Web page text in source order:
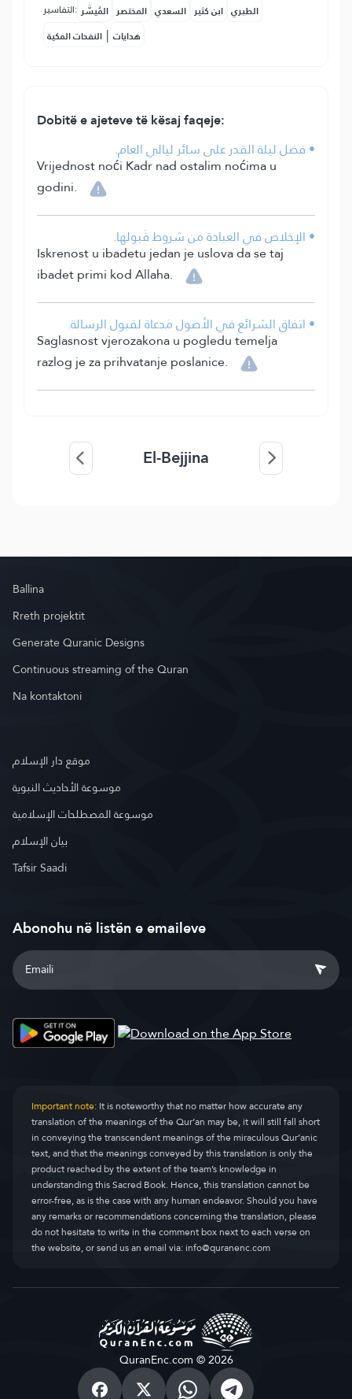
التفاسير: المُيسَّر المختصر السعدي ابن كثير الطبري
النفحات المكية | هدايات
Dobitë e ajeteve të kësaj faqeje:
• فضل ليلة القدر على سائر ليالي العام.
Vrijednost noći Kadr nad ostalim noćima u
godini.
• الإخلاص في العبادة من شروط قَبولها.
Iskrenost u ibadetu jedan je uslova da se taj
ibadet primi kod Allaha.
• اتفاق الشرائع في الأصول مَدعاة لقبول الرسالة.
Saglasnost vjerozakona u pogledu temelja
razlog je za prihvatanje poslanice.
El-Bejjina
Ballina
Rreth projektit
Generate Quranic Designs
Continuous streaming of the Quran
Na kontaktoni
موقع دار الإسلام
موسوعة الأحاديث النبوية
موسوعة المصطلحات الإسلامية
بيان الإسلام
Tafsir Saadi
Abonohu në listën e emaileve
Important note:It is noteworthy that no matter how accurate any
translation of the meanings of the Qur’an may be, it will still fall short
in conveying the transcendent meanings of the miraculous Qur’anic
text, and that the meanings conveyed by this translation is only the
product reached by the extent of the team’s knowledge in
understanding this Sacred Book. Hence, this translation cannot be
error-free, as is the case with any human endeavor. Should you have
any remarks or recommendations concerning the translation, please
do not hesitate to write in the comment box next to each verse on
the website, or send us an email via:info@quranenc.com
QuranEnc.com © 2026